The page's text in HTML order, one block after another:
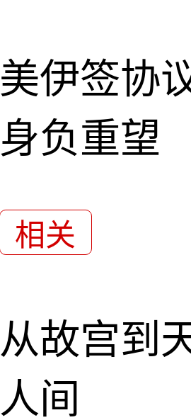
美伊签协
身负重望
相关
从故宫到
人间